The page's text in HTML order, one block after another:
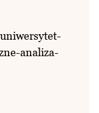
analiza-